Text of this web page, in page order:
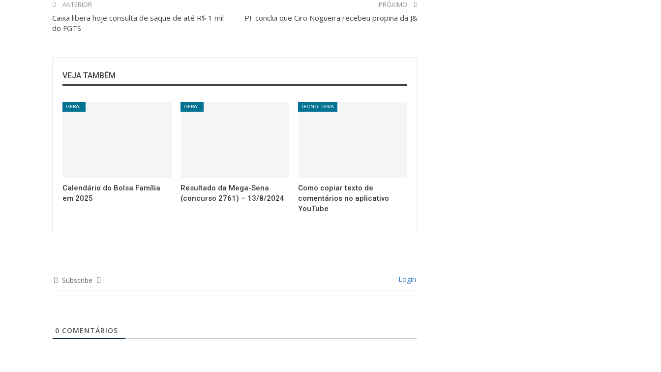
ANTERIOR
Caixa libera hoje consulta de saque de até R$ 1 mil
do FGTS
PRÓXIMO
PF conclui que Ciro Nogueira recebeu propina da J&
VEJA TAMBÉM
GERAL
Calendário do Bolsa Família
em 2025
GERAL
Resultado da Mega-Sena
(concurso 2761) – 13/8/2024
TECNOLOGIA
Como copiar texto de
comentários no aplicativo
YouTube
Subscribe Login
0 COMENTÁRIOS